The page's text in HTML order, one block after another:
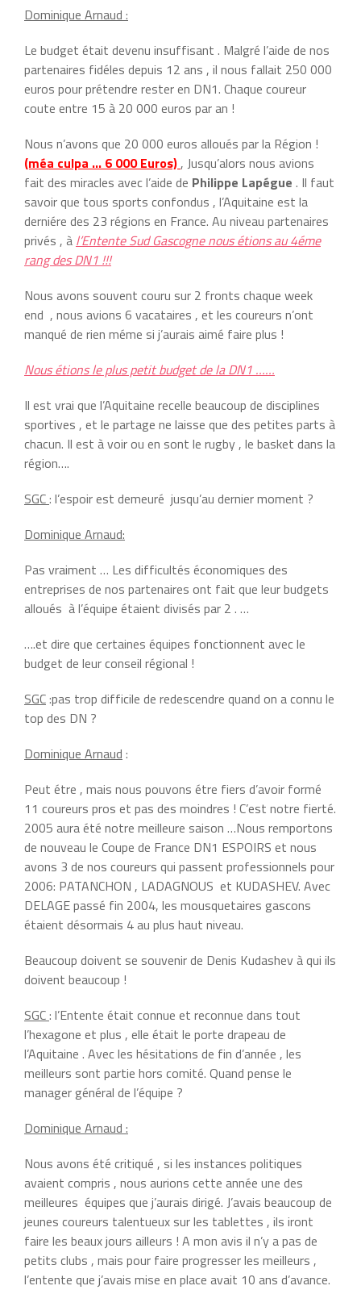
Dominique Arnaud :
Le budget était devenu insuffisant . Malgré l’aide de nos
partenaires fidéles depuis 12 ans , il nous fallait 250 000
euros pour prétendre rester en DN1. Chaque coureur
coute entre 15 à 20 000 euros par an !
Nous n’avons que 20 000 euros alloués par la Région !
(méa culpa … 6 000 Euros), Jusqu’alors nous avions
fait des miracles avec l’aide de Philippe Lapégue . Il faut
savoir que tous sports confondus , l’Aquitaine est la
derniére des 23 régions en France. Au niveau partenaires
privés , à l’Entente Sud Gascogne nous étions au 4éme
rang des DN1 !!!
Nous avons souvent couru sur 2 fronts chaque week
end , nous avions 6 vacataires , et les coureurs n’ont
manqué de rien méme si j’aurais aimé faire plus !
Nous étions le plus petit budget de la DN1 ……
Il est vrai que l’Aquitaine recelle beaucoup de disciplines
sportives , et le partage ne laisse que des petites parts à
chacun. Il est à voir ou en sont le rugby , le basket dans la
région….
SGC: l’espoir est demeuré jusqu’au dernier moment ?
Dominique Arnaud:
Pas vraiment … Les difficultés économiques des
entreprises de nos partenaires ont fait que leur budgets
alloués à l’équipe étaient divisés par 2 . …
….et dire que certaines équipes fonctionnent avec le
budget de leur conseil régional !
SGC:pas trop difficile de redescendre quand on a connu le
top des DN ?
Dominique Arnaud :
Peut étre , mais nous pouvons étre fiers d’avoir formé
11 coureurs pros et pas des moindres ! C’est notre fierté.
2005 aura été notre meilleure saison …Nous remportons
de nouveau le Coupe de France DN1 ESPOIRS et nous
avons 3 de nos coureurs qui passent professionnels pour
2006: PATANCHON , LADAGNOUS et KUDASHEV. Avec
DELAGE passé fin 2004, les mousquetaires gascons
étaient désormais 4 au plus haut niveau.
Beaucoup doivent se souvenir de Denis Kudashev à qui ils
doivent beaucoup !
SGC: l’Entente était connue et reconnue dans tout
l’hexagone et plus , elle était le porte drapeau de
l’Aquitaine . Avec les hésitations de fin d’année , les
meilleurs sont partie hors comité. Quand pense le
manager général de l’équipe ?
Dominique Arnaud :
Nous avons été critiqué , si les instances politiques
avaient compris , nous aurions cette année une des
meilleures équipes que j’aurais dirigé. J’avais beaucoup de
jeunes coureurs talentueux sur les tablettes , ils iront
faire les beaux jours ailleurs ! A mon avis il n’y a pas de
petits clubs , mais pour faire progresser les meilleurs ,
l’entente que j’avais mise en place avait 10 ans d’avance.